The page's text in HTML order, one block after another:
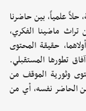
حلاً علمياً، بين حاضرنا
تراث ماضينا الفكري،
حقيقة المحتوى
تطورها المستقبلي.
وثورية الموقف من
الحاضر نفسه، أي من